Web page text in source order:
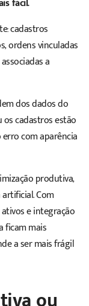
fácil.
cadastros
ordens vinculadas
a
dos dados do
os cadastros estão
com aparência
produtiva,
Com
e integração
ficam mais
a ser mais frágil